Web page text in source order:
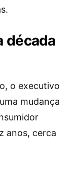
década
o executivo
mudança
anos, cerca